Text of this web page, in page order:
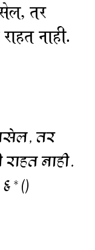
तर
नाही.
तर
नाही.